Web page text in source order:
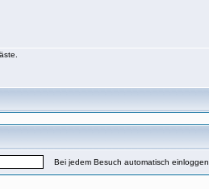
Bei jedem Besuch automatisch einloggen